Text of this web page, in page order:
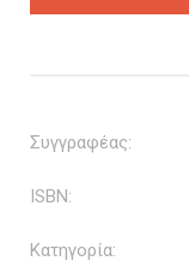
Συγγραφέας:
ISBN:
Κατηγορία: